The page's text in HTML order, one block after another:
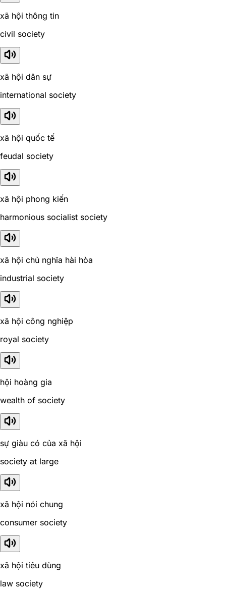
xã hội thông tin
civil society
xã hội dân sự
international society
xã hội quốc tế
feudal society
xã hội phong kiến
harmonious socialist society
xã hội chủ nghĩa hài hòa
industrial society
xã hội công nghiệp
royal society
hội hoàng gia
wealth of society
sự giàu có của xã hội
society at large
xã hội nói chung
consumer society
xã hội tiêu dùng
law society